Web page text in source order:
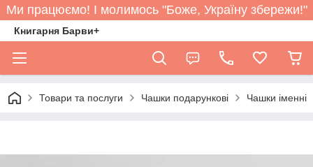
Ми працюємо! І молимось "Боже, Україну збережи!"
Книгарня Барви+
Товари та послуги Чашки подарункові Чашки іменні